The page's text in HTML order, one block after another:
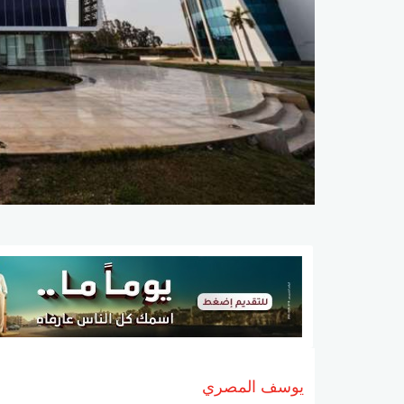
يوسف المصري